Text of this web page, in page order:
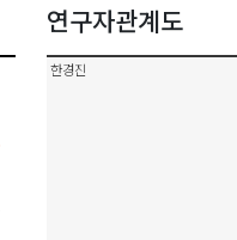
연구자관계도
한경진